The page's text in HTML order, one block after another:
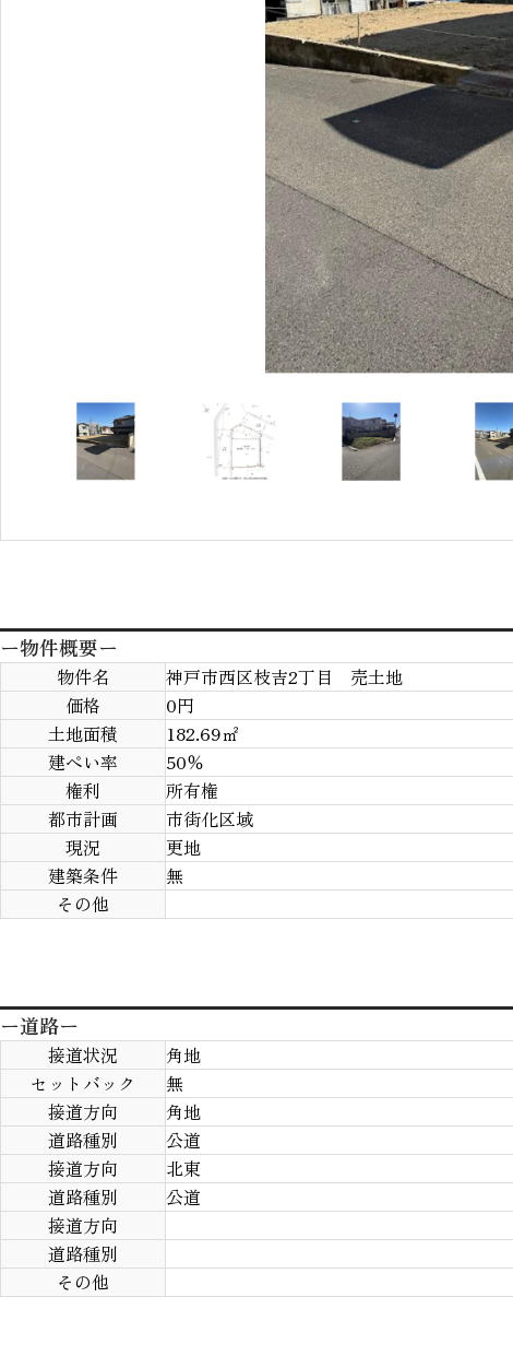
ー物件概要ー
物件名 神戸市西区枝吉2丁目 売土地
価格
0円
土地面積
182.69㎡
建ぺい率
50％
権利
所有権
都市計画
市街化区域
現況
更地
建築条件
無
その他
ー道路ー
接道状況
角地
セットバック
無
接道方向
角地
道路種別
公道
接道方向
北東
道路種別
公道
接道方向
道路種別
その他